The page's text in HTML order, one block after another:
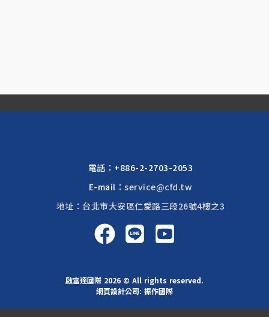
電話： +886-2-2703-2053
E-mail：service@cfd.tw
地址：台北市大安區仁愛路三段26號4樓之3
啟富達國際 2026 © All rights reserved.
網頁設計公司: 振作國際